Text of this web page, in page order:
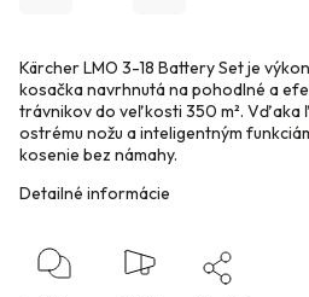
Kärcher LMO 3-18 Battery Set je
kosačka navrhnutá na pohodlné a
trávnikov do veľkosti 350 m². Vďaka
ostrému nožu a inteligentným
kosenie bez námahy.
Detailné informácie